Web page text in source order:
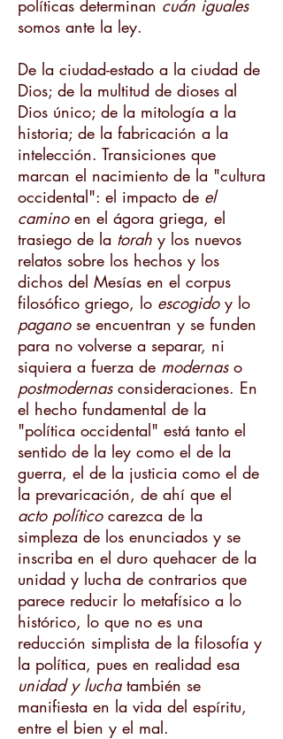
políticas determinan cuán iguales
somos ante la ley.
De la ciudad-estado a la ciudad de
Dios; de la multitud de dioses al
Dios único; de la mitología a la
historia; de la fabricación a la
intelección. Transiciones que
marcan el nacimiento de la "cultura
occidental": el impacto de el
caminoen el ágora griega, el
trasiego de la torah y los nuevos
relatos sobre los hechos y los
dichos del Mesías en el corpus
filosófico griego, lo escogidoy lo
pagano se encuentran y se funden
para no volverse a separar, ni
siquiera a fuerza de modernaso
postmodernasconsideraciones. En
el hecho fundamental de la
"política occidental" está tanto el
sentido de la ley como el de la
guerra, el de la justicia como el de
la prevaricación, de ahí que el
acto políticocarezca de la
simpleza de los enunciados y se
inscriba en el duro quehacer de la
unidad y lucha de contrarios que
parece reducir lo metafísico a lo
histórico, lo que no es una
reducción simplista de la filosofía y
la política, pues en realidad esa
unidad y luchatambién se
manifiesta en la vida del espíritu,
entre el bien y el mal.